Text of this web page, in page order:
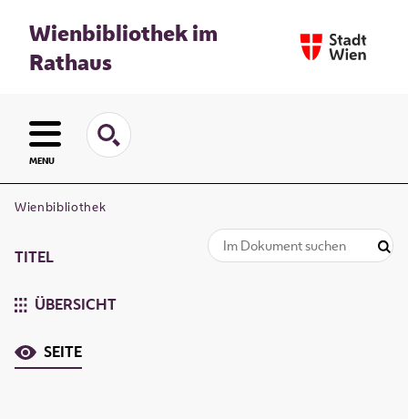
Wienbibliothek im
Rathaus
MENU
Wienbibliothek
TITEL
ÜBERSICHT
SEITE